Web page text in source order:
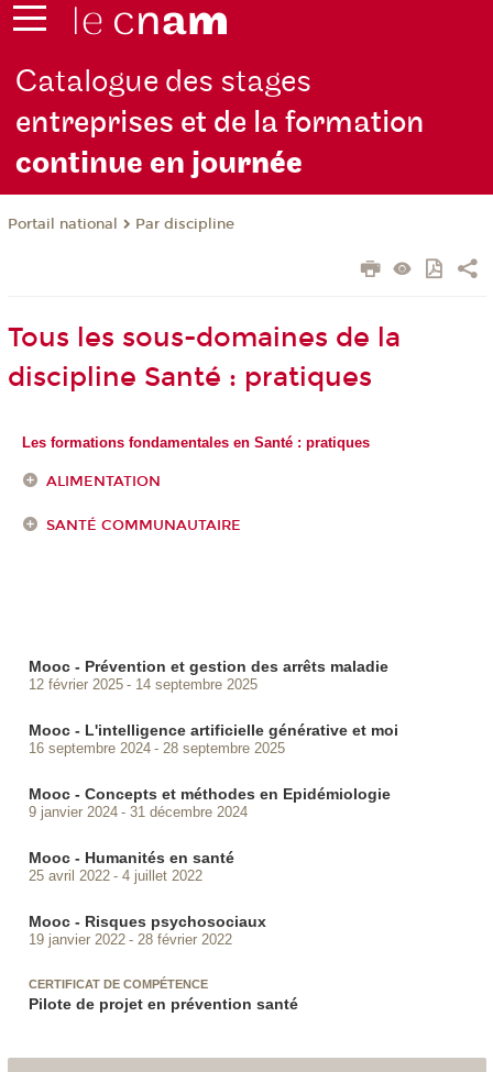
Catalogue des stages
entreprises et de la formation
continue en journée
Portail national Par discipline
Tous les sous-domaines de la
discipline Santé : pratiques
Les formations fondamentales en Santé : pratiques
ALIMENTATION
SANTÉ COMMUNAUTAIRE
Mooc - Prévention et gestion des arrêts maladie
12 février 2025 14 septembre 2025
Mooc - L'intelligence artificielle générative et moi
16 septembre 2024 28 septembre 2025
Mooc - Concepts et méthodes en Epidémiologie
9 janvier 2024 31 décembre 2024
Mooc - Humanités en santé
25 avril 2022 4 juillet 2022
Mooc - Risques psychosociaux
19 janvier 2022 28 février 2022
CERTIFICAT DE COMPÉTENCE
Pilote de projet en prévention santé